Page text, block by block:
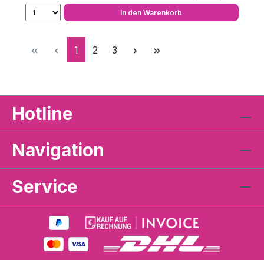
In den Warenkorb
Seite
1 Seite
2 Seite
3
Hotline
Navigation
Service